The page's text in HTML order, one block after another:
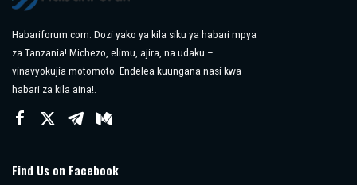
Habariforum.com: Dozi yako ya kila siku ya habari mpya
za Tanzania! Michezo, elimu, ajira, na udaku –
vinavyokujia motomoto. Endelea kuungana nasi kwa
habari za kila aina!.
Find Us on Facebook